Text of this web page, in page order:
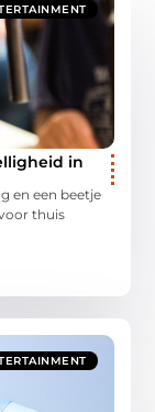
in
en een beetje
thuis